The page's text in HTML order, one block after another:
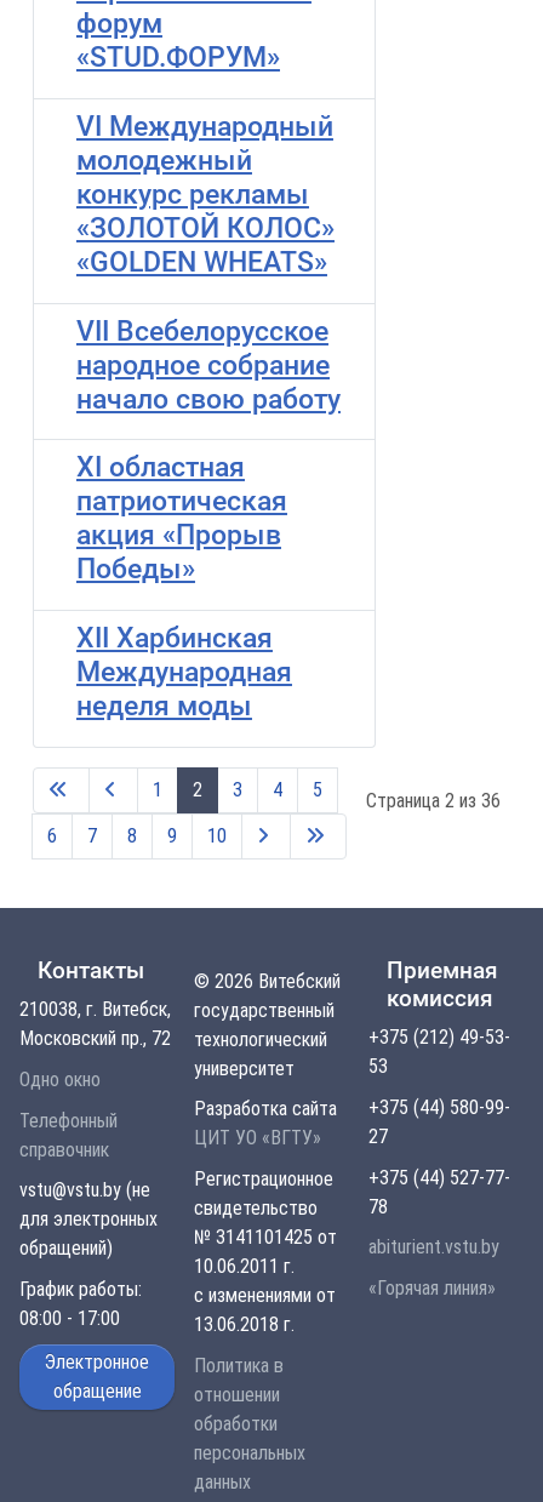
форум
«STUD.ФОРУМ»
VI Международный
молодежный
конкурс рекламы
«ЗОЛОТОЙ КОЛОС»
«GOLDEN WHEATS»
VII Всебелорусское
народное собрание
начало свою работу
XI областная
патриотическая
акция «Прорыв
Победы»
XII Харбинская
Международная
неделя моды
Страница 2 из 36
1 2 3 4
5
6
7 8 9 10
Контакты
210038, г. Витебск,
Московский пр., 72
Одно окно
Телефонный
справочник
vstu@vstu.by (не
для электронных
обращений)
График работы:
08:00 - 17:00
Электронное
обращение
© 2026 Витебский
государственный
технологический
университет
Разработка сайта
ЦИТ УО «ВГТУ»
Регистрационное
свидетельство
№ 3141101425 от
10.06.2011 г.
с изменениями от
13.06.2018 г.
Политика в
отношении
обработки
персональных
данных
Приемная
комиссия
+375 (212) 49-53-
53
+375 (44) 580-99-
27
+375 (44) 527-77-
78
abiturient.vstu.by
«Горячая линия»